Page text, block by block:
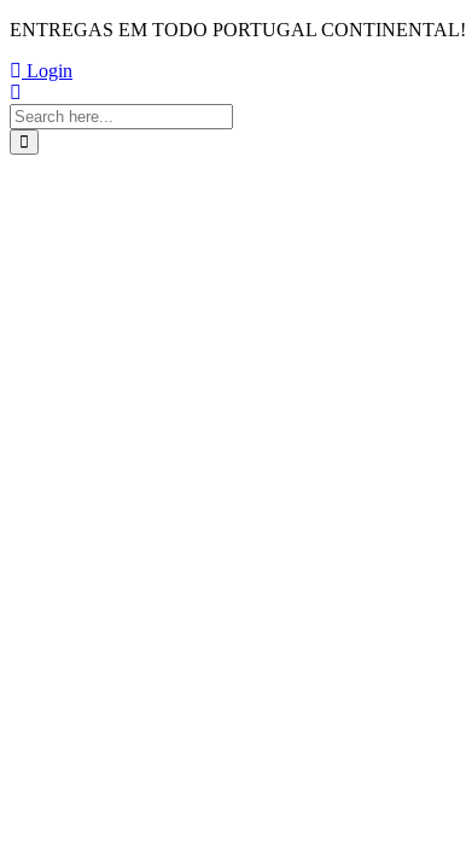
ENTREGAS EM TODO PORTUGAL CONTINENTAL!
Login